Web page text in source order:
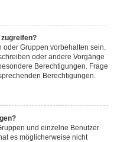
oder Gruppen vorbehalten sein.
oder andere Vorgänge
Berechtigungen. Frage
Berechtigungen.
und einzelne Benutzer
es möglicherweise nicht